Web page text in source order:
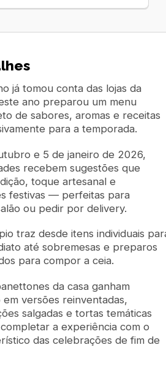
já tomou conta das lojas da
ano preparou um menu
de sabores, aromas e receitas
para a temporada.
e 5 de janeiro de 2026,
recebem sugestões que
toque artesanal e
festivas — perfeitas para
ou pedir por delivery.
traz desde itens individuais
até sobremesas e preparos
para compor a ceia.
da casa ganham
versões reinventadas,
salgadas e tortas temáticas
a experiência com o
das celebrações de fim de